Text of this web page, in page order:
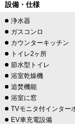
設備・仕様
浄水器
ガスコンロ
カウンターキッチン
トイレ2ヶ所
節水型トイレ
浴室乾燥機
追焚機能
浴室に窓
TVモニタ付インター
EV車充電設備